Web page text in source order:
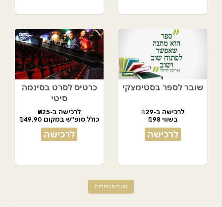
שובר לספר בסטימצקי
לרכישה ב-₪29
בשווי ₪98
לרכישה
כרטיס לסרט בסינמה
סיטי
לרכישה ב-₪25
כולל סופ"ש במקום ₪49.90
לרכישה
הטבות נוספות